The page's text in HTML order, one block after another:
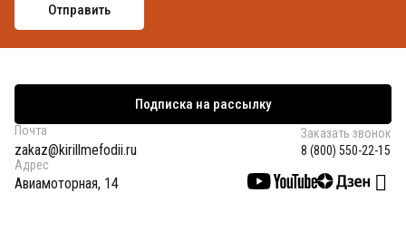
Подписка на рассылку
Почта
zakaz@kirillmefodii.ru
Заказать звонок
8 (800) 550-22-15
Адрес
Авиамоторная, 14